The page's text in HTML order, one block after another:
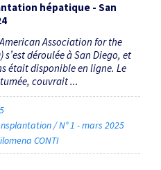
hépatique - San
Association for the
s’est déroulée à San Diego, et
était disponible en ligne. Le
couvrait ...
/ N° 1 - mars 2025
CONTI